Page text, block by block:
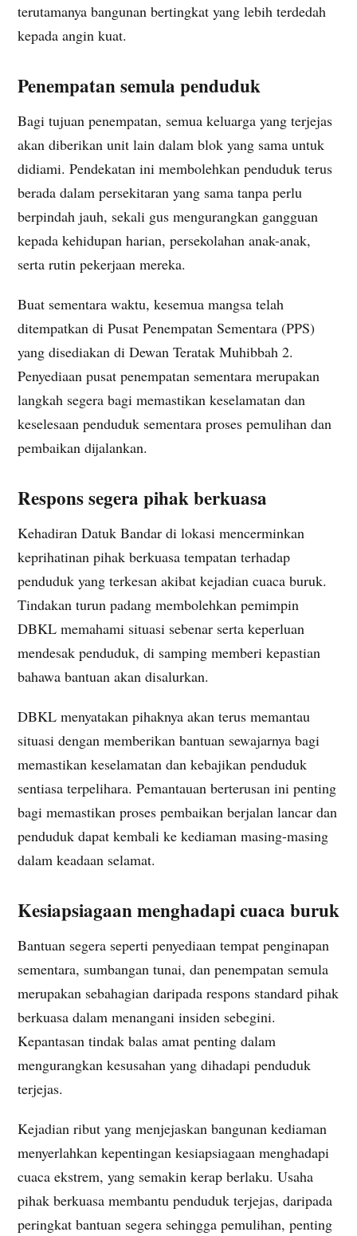
terutamanya bangunan bertingkat yang lebih terdedah
kepada angin kuat.
Penempatan semula penduduk
Bagi tujuan penempatan, semua keluarga yang terjejas
akan diberikan unit lain dalam blok yang sama untuk
didiami. Pendekatan ini membolehkan penduduk terus
berada dalam persekitaran yang sama tanpa perlu
berpindah jauh, sekali gus mengurangkan gangguan
kepada kehidupan harian, persekolahan anak-anak,
serta rutin pekerjaan mereka.
Buat sementara waktu, kesemua mangsa telah
ditempatkan di Pusat Penempatan Sementara (PPS)
yang disediakan di Dewan Teratak Muhibbah 2.
Penyediaan pusat penempatan sementara merupakan
langkah segera bagi memastikan keselamatan dan
keselesaan penduduk sementara proses pemulihan dan
pembaikan dijalankan.
Respons segera pihak berkuasa
Kehadiran Datuk Bandar di lokasi mencerminkan
keprihatinan pihak berkuasa tempatan terhadap
penduduk yang terkesan akibat kejadian cuaca buruk.
Tindakan turun padang membolehkan pemimpin
DBKL memahami situasi sebenar serta keperluan
mendesak penduduk, di samping memberi kepastian
bahawa bantuan akan disalurkan.
DBKL menyatakan pihaknya akan terus memantau
situasi dengan memberikan bantuan sewajarnya bagi
memastikan keselamatan dan kebajikan penduduk
sentiasa terpelihara. Pemantauan berterusan ini penting
bagi memastikan proses pembaikan berjalan lancar dan
penduduk dapat kembali ke kediaman masing-masing
dalam keadaan selamat.
Kesiapsiagaan menghadapi cuaca buruk
Bantuan segera seperti penyediaan tempat penginapan
sementara, sumbangan tunai, dan penempatan semula
merupakan sebahagian daripada respons standard pihak
berkuasa dalam menangani insiden sebegini.
Kepantasan tindak balas amat penting dalam
mengurangkan kesusahan yang dihadapi penduduk
terjejas.
Kejadian ribut yang menjejaskan bangunan kediaman
menyerlahkan kepentingan kesiapsiagaan menghadapi
cuaca ekstrem, yang semakin kerap berlaku. Usaha
pihak berkuasa membantu penduduk terjejas, daripada
peringkat bantuan segera sehingga pemulihan, penting